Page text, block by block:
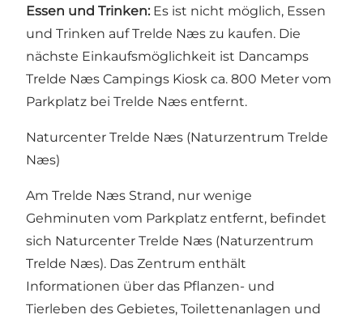
Essen und Trinken: Es ist nicht möglich, Essen
und Trinken auf Trelde Næs zu kaufen. Die
nächste Einkaufsmöglichkeit ist Dancamps
Trelde Næs Campings Kiosk ca. 800 Meter vom
Parkplatz bei Trelde Næs entfernt.
Naturcenter Trelde Næs (Naturzentrum Trelde
Næs)
Am Trelde Næs Strand, nur wenige
Gehminuten vom Parkplatz entfernt, befindet
sich Naturcenter Trelde Næs (Naturzentrum
Trelde Næs). Das Zentrum enthält
Informationen über das Pflanzen- und
Tierleben des Gebietes, Toilettenanlagen und